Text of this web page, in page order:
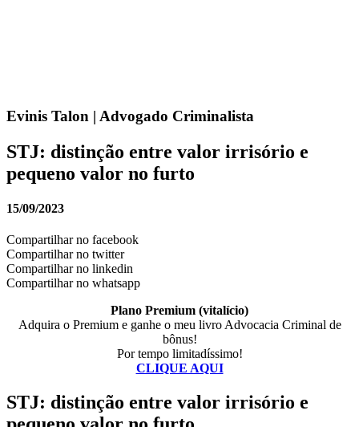
Evinis Talon | Advogado Criminalista
STJ: distinção entre valor irrisório e
pequeno valor no furto
15/09/2023
Compartilhar no facebook
Compartilhar no twitter
Compartilhar no linkedin
Compartilhar no whatsapp
Plano Premium (vitalício)
Adquira o Premium e ganhe o meu livro Advocacia Criminal de
bônus!
Por tempo limitadíssimo!
CLIQUE AQUI
STJ: distinção entre valor irrisório e